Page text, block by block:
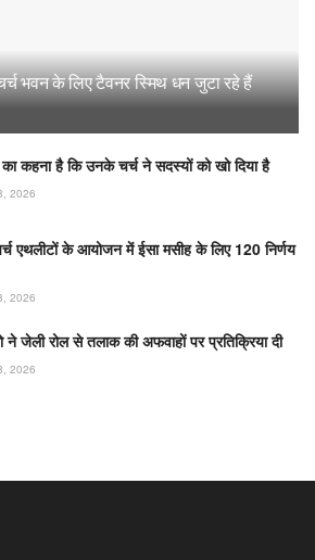
भवन के लिए टैवनर स्मिथ धन जुटा रहे हैं
कहना है कि उनके चर्च ने सदस्यों को खो दिया है
2026
एथलीटों के आयोजन में ईसा मसीह के लिए 120 निर्णय
2026
ने जेली रोल से तलाक की अफवाहों पर प्रतिक्रिया दी
2026